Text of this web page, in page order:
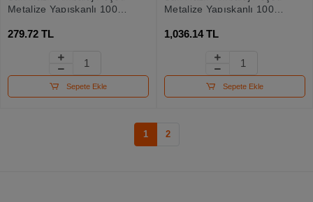
Metalize Yapışkanlı 100
279.72 TL
Sepete Ekle
Metalize Yapışkanlı 100
1,036.14 TL
Sepete Ekle
1 2